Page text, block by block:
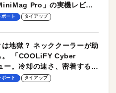
Pro」の実機レビュ
ポート タイアップ
地獄？ ネッククーラーが助
。 「COOLiFY Cyber
ー。冷却の速さ、密着する冷
ンプルな操作性がグッド！
ポート タイアップ